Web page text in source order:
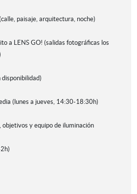
paisaje, arquitectura, noche)
a LENS GO! (salidas fotográficas los
(lunes a jueves, 14:30-18:30h)
y equipo de iluminación